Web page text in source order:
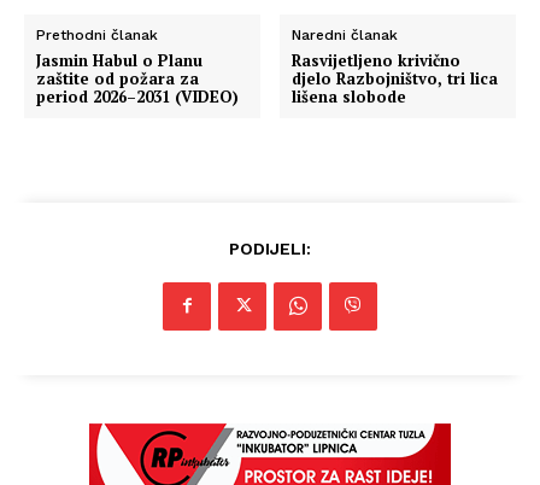
Prethodni članak
Jasmin Habul o Planu
zaštite od požara za
period 2026–2031 (VIDEO)
Naredni članak
Rasvijetljeno krivično
djelo Razbojništvo, tri lica
lišena slobode
PODIJELI: